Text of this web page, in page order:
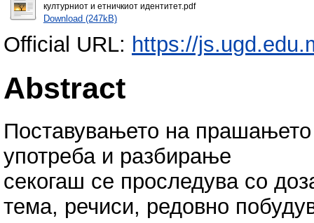
културниот и етничкиот идентитет.pdf
Download (247kB)
Official URL: https://
Abstract
Поставувањето на прашањето
употреба и разбирање
секогаш се проследува со
тема, речиси, редовно